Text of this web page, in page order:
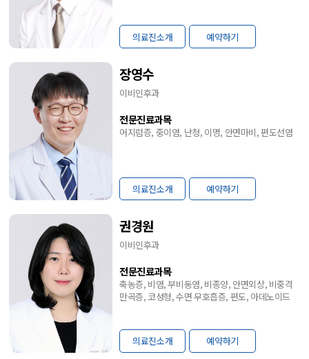
의료진소개 예약하기
장영수
이비인후과
전문진료과목
어지럼증, 중이염, 난청, 이명, 안면마비, 편도선염
의료진소개 예약하기
권경원
이비인후과
전문진료과목
축농증, 비염, 부비동염, 비종양, 안면외상, 비중격
만곡증, 코성형, 수면 무호흡증, 편도, 아데노이드
의료진소개 예약하기